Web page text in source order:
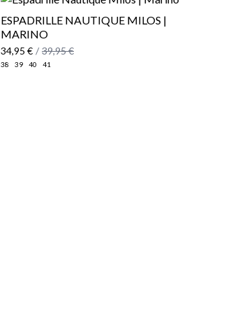
​ESPADRILLE NAUTIQUE MILOS |
MARINO
34,95 € / 39,95 €
38 39 40 41